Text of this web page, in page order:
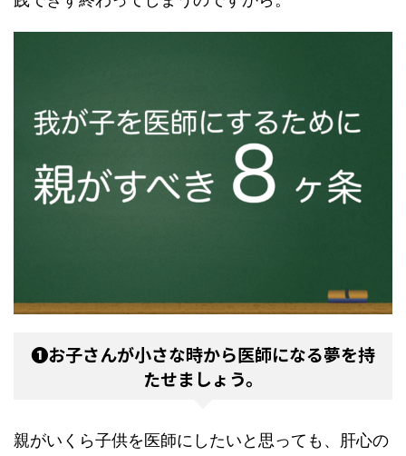
❶お子さんが小さな時から医師になる夢を持
たせましょう。
親がいくら子供を医師にしたいと思っても、肝心の